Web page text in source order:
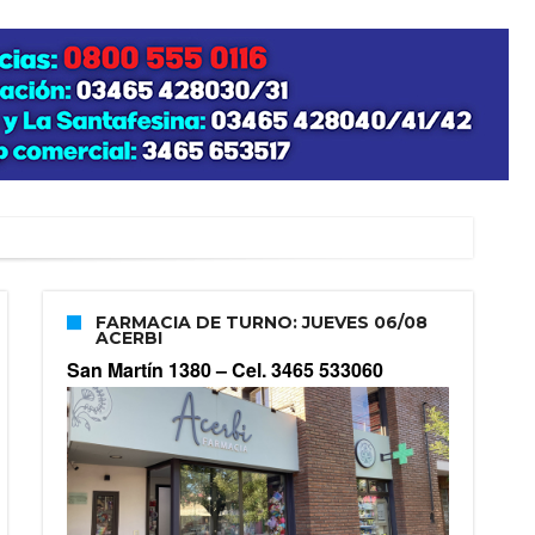
FARMACIA DE TURNO: JUEVES 06/08
ACERBI
San Martín 1380 –Cel. 3465 533060